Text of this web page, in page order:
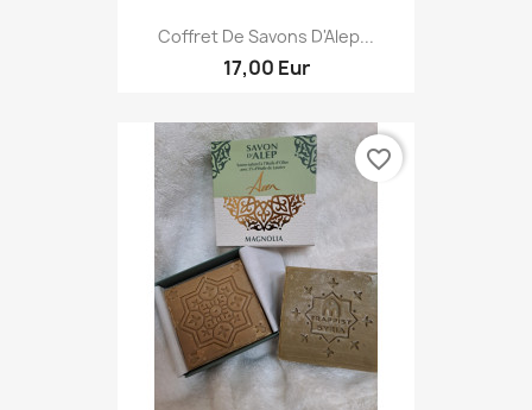
Coffret De Savons D'Alep...
17,00 Eur
favorite_border